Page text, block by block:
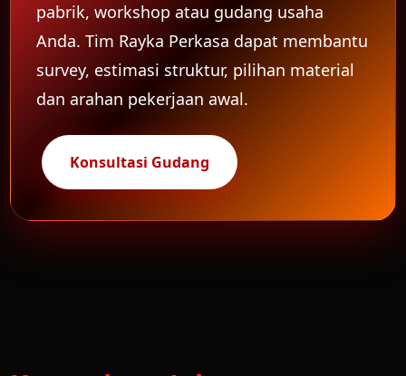
pabrik, workshop atau gudang usaha
Anda. Tim Rayka Perkasa dapat membantu
survey, estimasi struktur, pilihan material
dan arahan pekerjaan awal.
Konsultasi Gudang